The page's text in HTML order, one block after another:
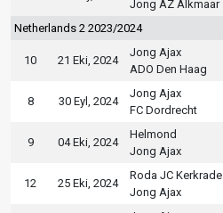
Jong AZ Alkmaar
Netherlands 2 2023/2024
10 21 Eki, 2024
Jong Ajax
ADO Den Haag
8 30 Eyl, 2024
Jong Ajax
FC Dordrecht
9 04 Eki, 2024
Helmond
Jong Ajax
12 25 Eki, 2024
Roda JC Kerkrade
Jong Ajax